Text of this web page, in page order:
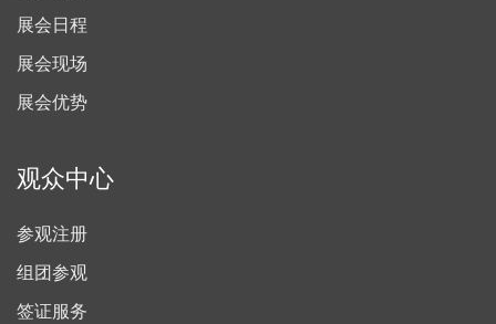
展会日程
展会现场
展会优势
观众中心
参观注册
组团参观
签证服务